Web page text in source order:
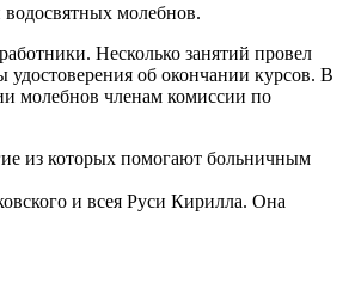
молебнов.
Несколько занятий провел
об окончании курсов. В
молебнов членам комиссии по
из которых помогают больничным
и всея Руси Кирилла. Она